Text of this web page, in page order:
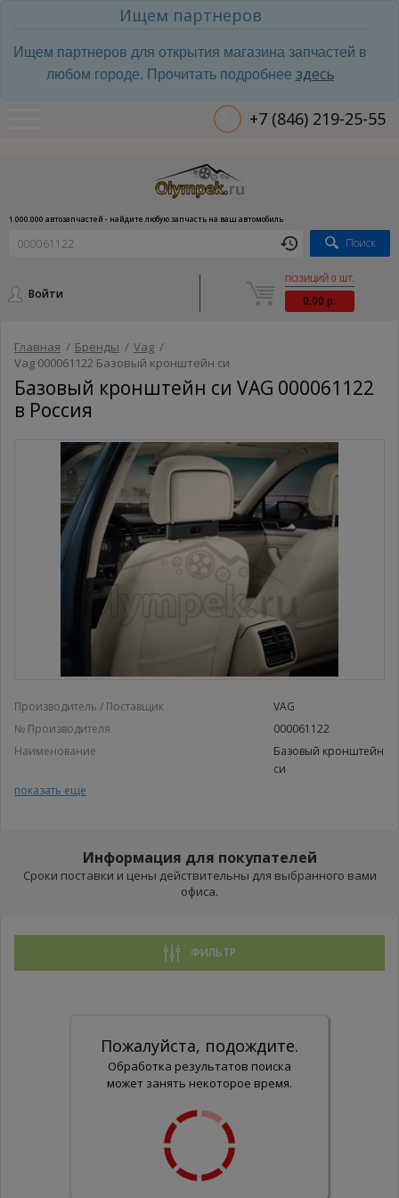
Ищем партнеров
Ищем партнеров для открытия магазина запчастей в
любом городе. Прочитать подробнее здесь
+7 (846) 219-25-55
1.000.000 автозапчастей - найдите любую запчасть на ваш автомобиль
Поиск
Войти
ПОЗИЦИЙ 0 ШТ.
0.00 р.
Главная / Бренды / Vag /
Vag 000061122 Базовый кронштейн си
Базовый кронштейн си VAG 000061122
в Россия
Производитель / Поставщик
VAG
№ Производителя
000061122
Наименование
Базовый кронштейн
си
Базовый кронштейн си
показать еще
Информация для покупателей
Сроки поставки и цены действительны для выбранного вами
офиса.
ФИЛЬТР
Пожалуйста, подождите.
Обработка результатов поиска
может занять некоторое время.